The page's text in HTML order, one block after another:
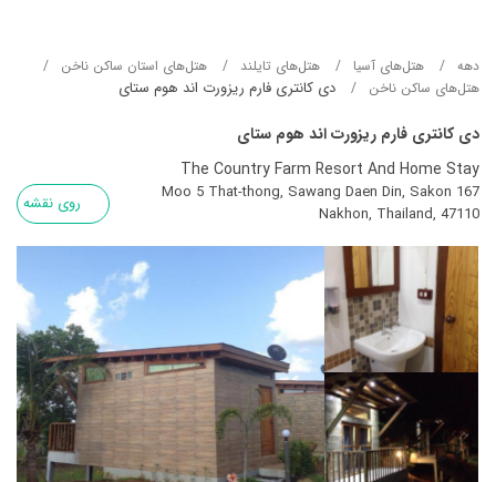
دهه هتل‌های آسيا هتل‌های تایلند
هتل‌های استان ساکن ناخن
هتل‌های ساکن ناخن
دی کانتری فارم ریزورت اند هوم ستای
دی کانتری فارم ریزورت اند هوم ستای
The Country Farm Resort And Home Stay
167 Moo 5 That-thong, Sawang Daen Din, Sakon
Nakhon, Thailand, 47110
روی نقشه